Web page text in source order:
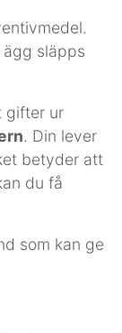
släpps
gifter ur
. Din lever
betyder att
du få
som kan ge